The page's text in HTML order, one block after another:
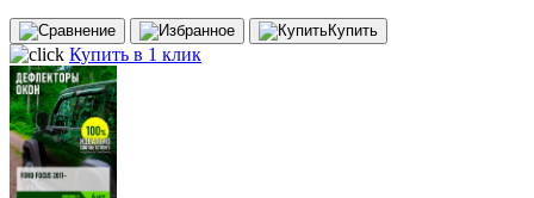
Купить
Купить в 1 клик